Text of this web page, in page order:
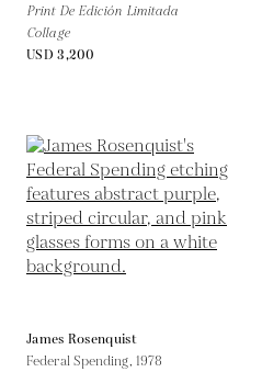
Print De Edición Limitada
Collage
USD 3,200
James Rosenquist
Federal Spending, 1978